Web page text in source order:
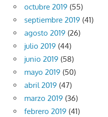
octubre 2019 (55)
septiembre 2019 (41)
agosto 2019 (26)
julio 2019 (44)
junio 2019 (58)
mayo 2019 (50)
abril 2019 (47)
marzo 2019 (36)
febrero 2019 (41)